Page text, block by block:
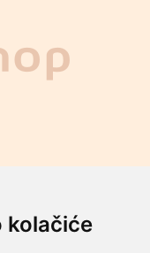
kolačiće